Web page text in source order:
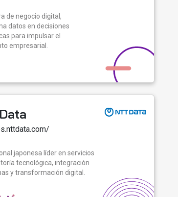
de negocio digital,
datos en decisiones
para impulsar el
empresarial.
japonesa líder en servicios
tecnológica, integración
y transformación digital.